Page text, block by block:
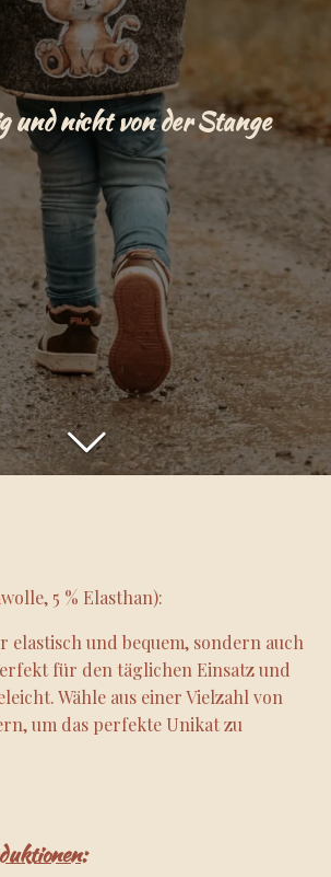
und nicht von der Stange
5 % Elasthan):
elastisch und bequem, sondern auch
für den täglichen Einsatz und
Wähle aus einer Vielzahl von
um das perfekte Unikat zu
: